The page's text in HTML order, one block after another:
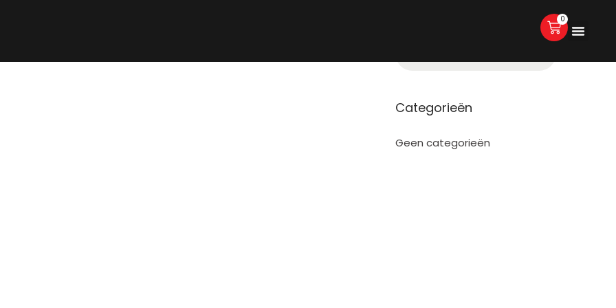
0
Categorieën
Geen categorieën